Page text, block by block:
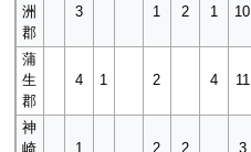
洲
郡
3 1 2 1 10
蒲
生
郡
4 1 2 4 11
神
崎
1 2 2 3